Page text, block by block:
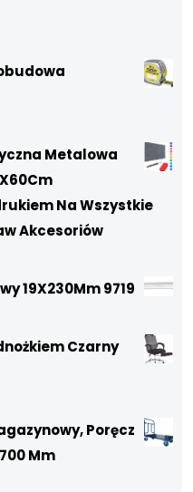
Metalowa
Na Wszystkie
Akcesoriów
19X230Mm 9719
Czarny
Poręcz
Mm